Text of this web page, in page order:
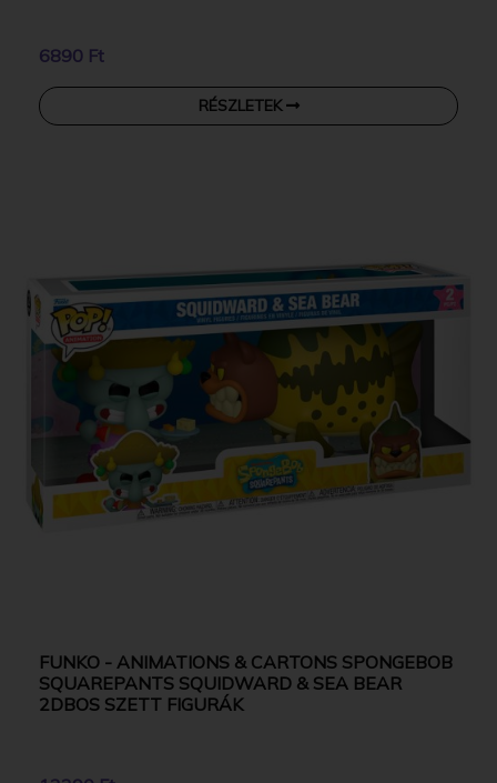
6890 Ft
RÉSZLETEK
FUNKO - ANIMATIONS & CARTONS SPONGEBOB
SQUAREPANTS SQUIDWARD & SEA BEAR
2DBOS SZETT FIGURÁK